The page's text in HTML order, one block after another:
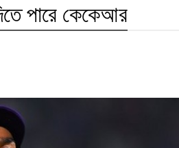
পারে কেকেআর